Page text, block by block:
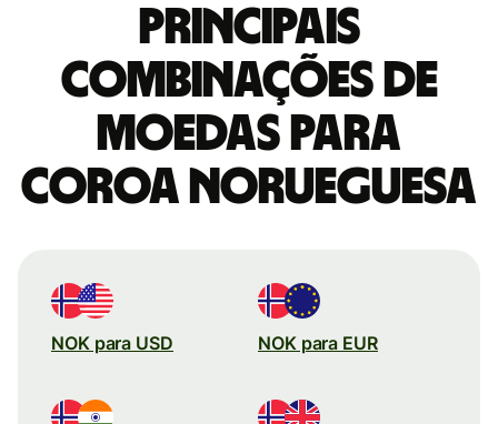
Principais
combinações de
moedas para
Coroa norueguesa
NOK para USD NOK para EUR